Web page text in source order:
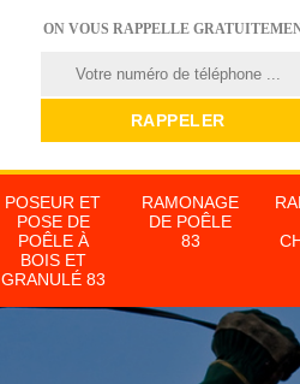
ON VOUS RAPPELLE
POSEUR ET
POSE DE
POÊLE À
BOIS ET
GRANULÉ 83
RAMONAGE
DE POÊLE
83